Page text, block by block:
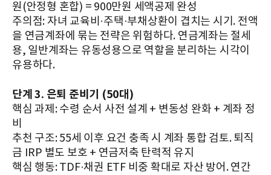
원(안정형 혼합) = 900만원 세액공제 완성
주의점: 자녀 교육비·주택·부채상환이 겹치는 시기. 전액
을 연금계좌에 묶는 전략은 위험하다. 연금계좌는 절세
용, 일반계좌는 유동성용으로 역할을 분리하는 시각이
유용하다.
단계 3. 은퇴 준비기 (50대)
핵심 과제: 수령 순서 사전 설계 + 변동성 완화 + 계좌 정
비
추천 구조: 55세 이후 요건 충족 시 계좌 통합 검토. 퇴직
금 IRP 별도 보호 + 연금저축 탄력적 유지
핵심 행동: TDF·채권 ETF 비중 확대로 자산 방어. 연간